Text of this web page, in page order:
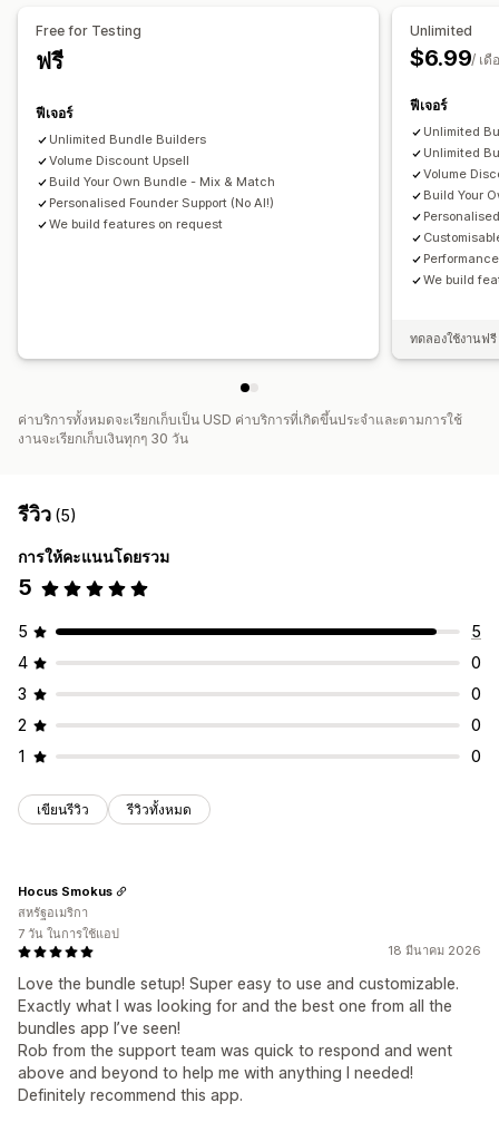
เปอร์เซ็นต์ส่วนลด
Free for Testing
ฟรี
ฟีเจอร์
Unlimited Bundle Builders
Volume Discount Upsell
Build Your Own Bundle - Mix & Match
Personalised Founder Support (No AI!)
We build features on request
Unlimited
$6.99/ เดื
ฟีเจอร์
Unlimited
Unlimited
Volume
Build Your
We build
ทดลองใช้งานฟ
ค่าบริการทั้งหมดจะเรียกเก็บเป็น USD ค่าบริการที่เกิดขึ้นประจำและตามการใช้
งานจะเรียกเก็บเงินทุกๆ 30 วัน
รีวิว (5)
การให้คะแนนโดยรวม
5
5
5
4
0
3
0
2
0
1
0
เขียนรีวิว รีวิวทั้งหมด
18 มีนาคม 2026
Love the bundle setup! Super easy to use and customizable.
Exactly what I was looking for and the best one from all the
bundles app I’ve seen!
Rob from the support team was quick to respond and went
above and beyond to help me with anything I needed!
Definitely recommend this app.
Hocus Smokus
สหรัฐอเมริกา
7 วัน ในการใช้แอป